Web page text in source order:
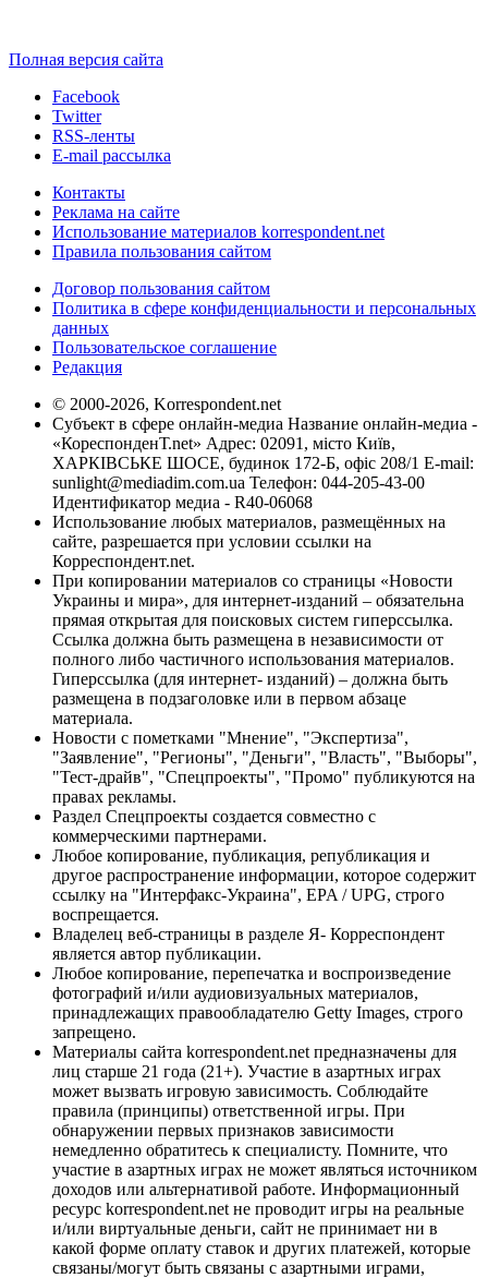
Полная версия сайта
Facebook
Twitter
RSS-ленты
E-mail рассылка
Контакты
Реклама на сайте
Использование материалов korrespondent.net
Правила пользования сайтом
Договор пользования сайтом
Политика в сфере конфиденциальности и персональных
данных
Пользовательское соглашение
Редакция
© 2000-2026, Korrespondent.net
Субъект в сфере онлайн-медиа Название онлайн-медиа -
«КореспонденТ.net» Адрес: 02091, місто Київ,
ХАРКІВСЬКЕ ШОСЕ, будинок 172-Б, офіс 208/1 E-mail:
sunlight@mediadim.com.ua Телефон: 044-205-43-00
Идентификатор медиа - R40-06068
Использование любых материалов, размещённых на
сайте, разрешается при условии ссылки на
Корреспондент.net.
При копировании материалов со страницы «Новости
Украины и мира», для интернет-изданий – обязательна
прямая открытая для поисковых систем гиперссылка.
Ссылка должна быть размещена в независимости от
полного либо частичного использования материалов.
Гиперссылка (для интернет- изданий) – должна быть
размещена в подзаголовке или в первом абзаце
материала.
Новости с пометками "Мнение", "Экспертиза",
"Заявление", "Регионы", "Деньги", "Власть", "Выборы",
"Тест-драйв", "Спецпроекты", "Промо" публикуются на
правах рекламы.
Раздел Спецпроекты создается совместно с
коммерческими партнерами.
Любое копирование, публикация, републикация и
другое распространение информации, которое содержит
ссылку на "Интерфакс-Украина", EPA / UPG, строго
воспрещается.
Владелец веб-страницы в разделе Я- Корреспондент
является автор публикации.
Любое копирование, перепечатка и воспроизведение
фотографий и/или аудиовизуальных материалов,
принадлежащих правообладателю Getty Images, строго
запрещено.
Материалы сайта korrespondent.net предназначены для
лиц старше 21 года (21+). Участие в азартных играх
может вызвать игровую зависимость. Соблюдайте
правила (принципы) ответственной игры. При
обнаружении первых признаков зависимости
немедленно обратитесь к специалисту. Помните, что
участие в азартных играх не может являться источником
доходов или альтернативой работе. Информационный
ресурс korrespondent.net не проводит игры на реальные
и/или виртуальные деньги, сайт не принимает ни в
какой форме оплату ставок и других платежей, которые
связаны/могут быть связаны с азартными играми,